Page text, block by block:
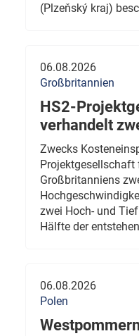
(Plzeňský kraj)
06.08.2026
Großbritannien
HS2-
verhandelt
Zwecks
Projektgesellschaft
Großbritanniens
zwei Hoch- und
Hälfte der
06.08.2026
Polen